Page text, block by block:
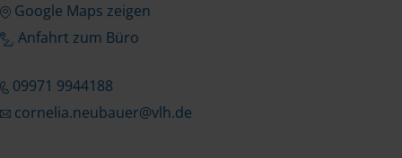
Google Maps zeigen
Anfahrt zum Büro
09971 9944188
cornelia.neubauer@vlh.de